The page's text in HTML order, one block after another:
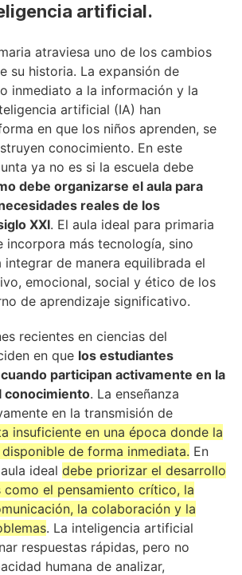
artificial.
atraviesa uno de los cambios
su historia. La expansión de
inmediato a la información y la
artificial (IA) han
en que los niños aprenden, se
conocimiento. En este
ya no es si la escuela debe
debe organizarse el aula para
reales de los
XXI. El aula ideal para primaria
incorpora más tecnología, sino
integrar de manera equilibrada el
emocional, social y ético de los
de aprendizaje significativo.
recientes en ciencias del
en que los estudiantes
participan activamente en la
conocimiento. La enseñanza
en la transmisión de
insuficiente en una época donde la
de forma inmediata. En
ideal debe priorizar el desarrollo
el pensamiento crítico, la
la colaboración y la
. La inteligencia artificial
respuestas rápidas, pero no
humana de analizar,